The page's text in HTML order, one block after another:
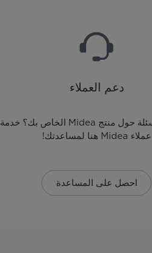
دعم العملاء
هل لديك أسئلة حول منتج Midea الخاص بك؟ خدمة
عملاء Midea هنا لمساعدتك!
احصل على المساعدة